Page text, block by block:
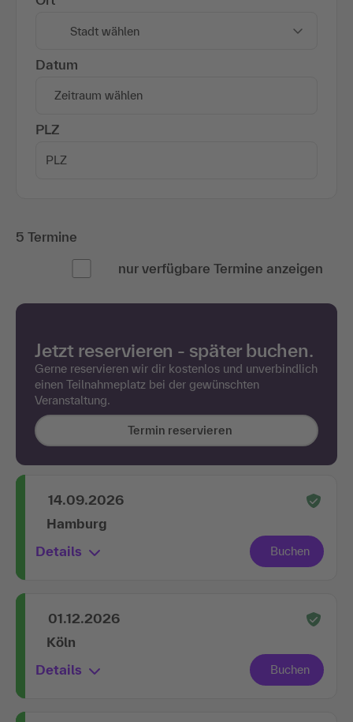
Datum
Zeitraum wählen
Stadt wählen
PLZ
5 Termine
nur verfügbare Termine anzeigen
Jetzt reservieren - später buchen.
Gerne reservieren wir dir kostenlos und unverbindlich
einen Teilnahmeplatz bei der gewünschten
Veranstaltung.
Termin reservieren
14.09.2026
Hamburg
Details
01.12.2026
Köln
Details